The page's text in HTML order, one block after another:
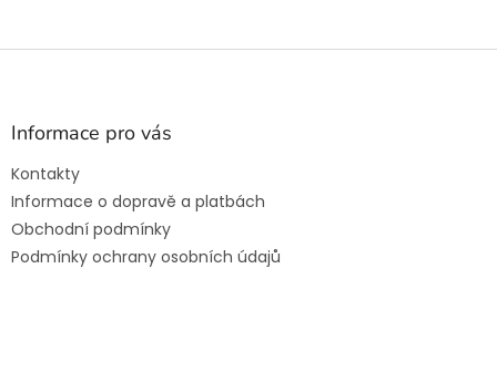
Z
Informace pro vás
Kontakty
Informace o dopravě a platbách
Obchodní podmínky
Podmínky ochrany osobních údajů